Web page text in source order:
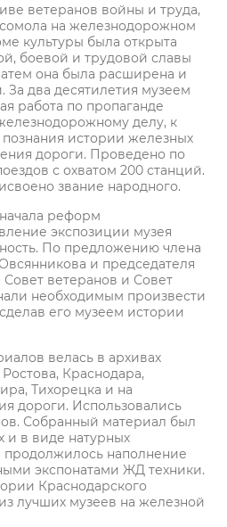
ветеранов войны и труда,
на железнодорожном
культуры была открыта
боевой и трудовой славы
она была расширена и
За два десятилетия музеем
работа по пропаганде
делу, к
истории железных
дороги. Проведено по
с охватом 200 станций.
звание народного.
реформ
экспозиции музея
По предложению члена
и председателя
ветеранов и Совет
необходимым произвести
его музеем истории
велась в архивах
Краснодара,
Тихорецка и на
дороги. Использовались
Собранный материал был
и в виде натурных
продолжилось наполнение
экспонатами ЖД техники.
Краснодарского
лучших музеев на железной